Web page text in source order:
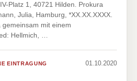
Platz 1, 40721 Hilden. Prokura
Julia, Hamburg, *XX.XX.XXXX.
mit einem
Hellmich, …
EINTRAGUNG 01.10.2020